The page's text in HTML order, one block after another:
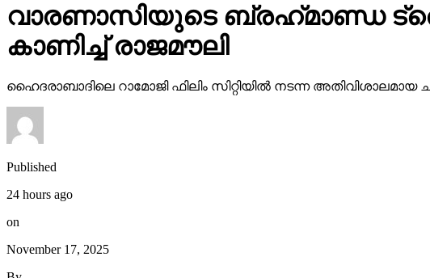
വാരണാസിയുടെ ബ്രഹ്‌മാണ്ഡ
കാണിച്ച് രാജമൗലി
ഹൈദരാബാദിലെ റാമോജി ഫിലിം സിറ്റിയില്‍ നടന്ന
Published
24 hours ago
on
November 17, 2025